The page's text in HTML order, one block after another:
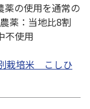
薬の使用を通常の
薬：当地比8割
不使用
栽培米 こしひ